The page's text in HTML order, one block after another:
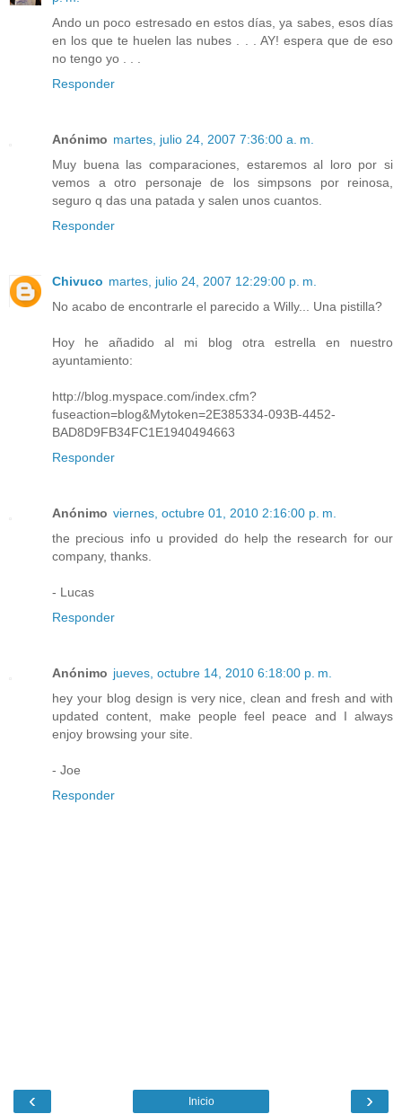
Ando un poco estresado en estos días, ya sabes, esos días
en los que te huelen las nubes . . . AY! espera que de eso
no tengo yo . . .
Responder
Anónimo martes, julio 24, 2007 7:36:00 a. m.
Muy buena las comparaciones, estaremos al loro por si
vemos a otro personaje de los simpsons por reinosa,
seguro q das una patada y salen unos cuantos.
Responder
Chivuco martes, julio 24, 2007 12:29:00 p. m.
No acabo de encontrarle el parecido a Willy... Una pistilla?
Hoy he añadido al mi blog otra estrella en nuestro
ayuntamiento:
http://blog.myspace.com/index.cfm?
fuseaction=blog&Mytoken=2E385334-093B-4452-
BAD8D9FB34FC1E1940494663
Responder
Anónimo viernes, octubre 01, 2010 2:16:00 p. m.
the precious info u provided do help the research for our
company, thanks.
- Lucas
Responder
Anónimo jueves, octubre 14, 2010 6:18:00 p. m.
hey your blog design is very nice, clean and fresh and with
updated content, make people feel peace and I always
enjoy browsing your site.
- Joe
Responder
‹ ›
Inicio